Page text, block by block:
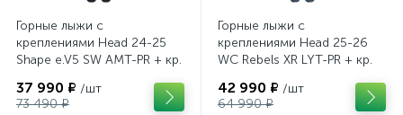
Горные лыжи с
креплениями Head 24-25
Shape e.V5 SW AMT-PR + кр.
37 990 ₽ /шт
73 490 ₽
Горные лыжи с
креплениями Head 25-26
WC Rebels XR LYT-PR + кр.
42 990 ₽ /шт
64 990 ₽